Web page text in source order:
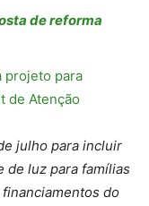
de reforma
projeto para
de Atenção
julho para incluir
luz para famílias
do